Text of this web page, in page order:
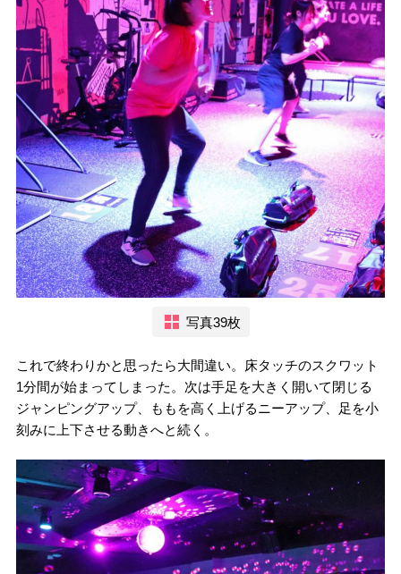
写真39枚
これで終わりかと思ったら大間違い。床タッチのスクワット
1分間が始まってしまった。次は手足を大きく開いて閉じる
ジャンピングアップ、ももを高く上げるニーアップ、足を小
刻みに上下させる動きへと続く。